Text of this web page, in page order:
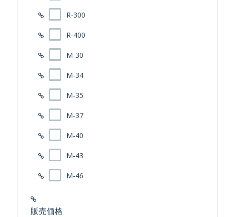
R-300
R-400
M-30
M-34
M-35
M-37
M-40
M-43
M-46
販売価格